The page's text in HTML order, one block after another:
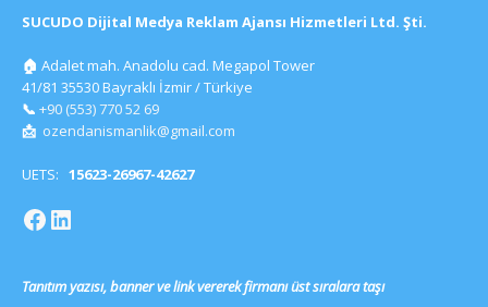
SUCUDO Dijital Medya Reklam Ajansı Hizmetleri Ltd. Şti.
🏠 Adalet mah. Anadolu cad. Megapol Tower
41/81 35530 Bayraklı İzmir / Türkiye
📞 +90 (553) 770 52 69
📩 ozendanismanlik@gmail.com
UETS: 15623-26967-42627
Tanıtım yazısı, banner ve link vererek firmanı üst sıralara taşı